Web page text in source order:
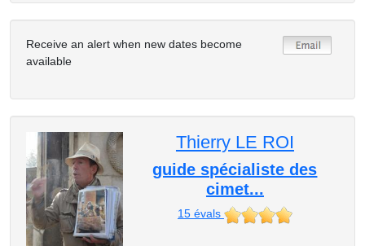
Receive an alert when new dates become
available
Thierry LE ROI
guide spécialiste des
cimet...
15évals